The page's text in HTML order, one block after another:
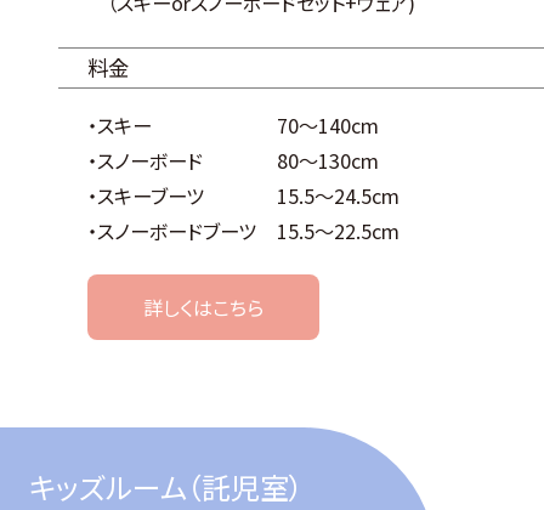
料金
・スキー
70～140cm
・スノーボード
80～130cm
・スキーブーツ
15.5～24.5cm
・スノーボードブーツ
15.5～22.5cm
詳しくはこちら
キッズルーム（託児室）